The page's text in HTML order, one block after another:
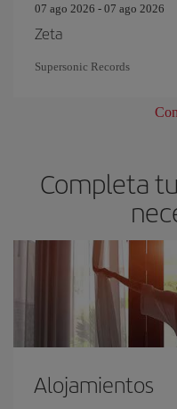
07 ago 2026 - 07 ago 2026
Zeta
Supersonic Records
Completa
Alojamientos